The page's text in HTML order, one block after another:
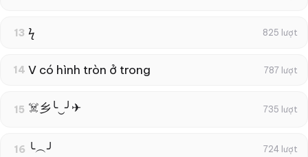
13 ϟ 825 lượt
14 V có hình tròn ở trong 787 lượt
15 ☠️乡╰‿╯✈ 735 lượt
16 ╰︵╯ 724 lượt